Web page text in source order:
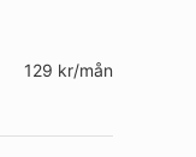
129 kr/mån